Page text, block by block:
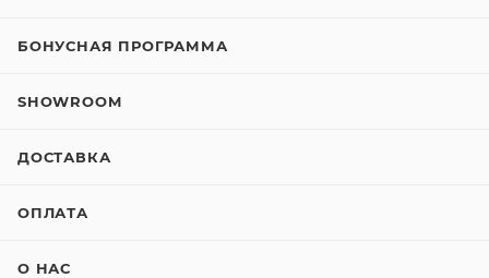
БОНУСНАЯ ПРОГРАММА
SHOWROOM
ДОСТАВКА
ОПЛАТА
О НАС